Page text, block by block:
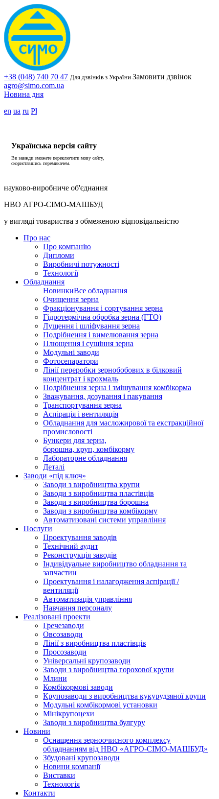
+38 (048) 740 70 47 Для дзвінків з України Замовити дзвінок
agro@simo.com.ua
Новина дня
en ua ru Pl
Українська версія сайту
Ви завжди зможете переключити мову сайту,
скориставшись перемикачем.
науково-виробниче об'єднання
НВО АГРО-СІМО-МАШБУД
у вигляді товариства з обмеженою відповідальністю
Про нас
Про компанію
Дипломи
Виробничі потужності
Технології
Обладнання
НовинкиВсе обладнання
Очищення зерна
Фракціонування і сортування зерна
Гідротермічна обробка зерна (ГТО)
Лущення і шліфування зерна
Подрібнення і вимелювання зерна
Плющення і сушіння зерна
Модульні заводи
Фотосепаратори
Лінії переробки зернобобових в білковий
концентрат і крохмаль
Подрібнення зерна і змішування комбікорма
Зважування, дозування і пакування
Транспортування зерна
Аспірація і вентиляція
Обладнання для масложирової та екстракційної
промисловості
Бункери для зерна,
борошна, круп, комбікорму
Лабораторне обладнання
Деталі
Заводи «під ключ»
Заводи з виробництва крупи
Заводи з виробництва пластівців
Заводи з виробництва борошна
Заводи з виробництва комбікорму
Автоматизовані системи управління
Послуги
Проектування заводів
Технічний аудит
Реконструкція заводів
Індивідуальне виробництво обладнання та
запчастин
Проектування і налагодження аспірації /
вентиляції
Автоматизація управління
Навчання персоналу
Реалізовані проекти
Гречезаводи
Овсозаводи
Лінії з виробництва пластівців
Просозаводи
Універсальні крупозаводи
Заводи з виробництва горохової крупи
Млини
Комбікормові заводи
Крупозаводи з виробництва кукурудзяної крупи
Модульні комбікормові установки
Мінікрупоцехи
Заводи з виробництва булгуру
Новини
Оснащення зерноочисного комплексу
обладнанням від НВО «АГРО-СІМО-МАШБУД»
Збудовані крупозаводи
Новини компанії
Виставки
Технологія
Контакти